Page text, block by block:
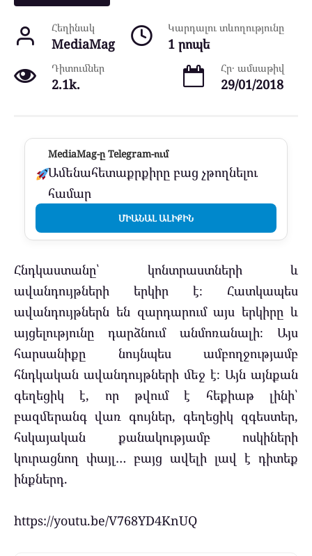
Հեղինակ
MediaMag
Կարդալու տևողությունը
1 րոպե
Դիտումներ
2.1k.
Հր․ ամսաթիվ
29/01/2018
MediaMag-ը Telegram-ում
Ամենահետաքրքիրը բաց չթողնելու
համար
ՄԻԱՆԱԼ ԱԼԻՔԻՆ
Հնդկաստանը՝ կոնտրաստների և
ավանդույթների երկիր է։ Հատկապես
ավանդույթներն են զարդարում այս երկիրը և
այցելությունը դարձնում անմոռանալի։ Այս
հարսանիքը նույնպես ամբողջությամբ
հնդկական ավանդույթների մեջ է։ Այն այնքան
գեղեցիկ է, որ թվում է հեքիաթ լինի՝
բազմերանգ վառ գույներ, գեղեցիկ զգեստեր,
հսկայական քանակությամբ ոսկիների
կուրացնող փայլ… բայց ավելի լավ է դիտեք
ինքներդ.
https://youtu.be/V768YD4KnUQ